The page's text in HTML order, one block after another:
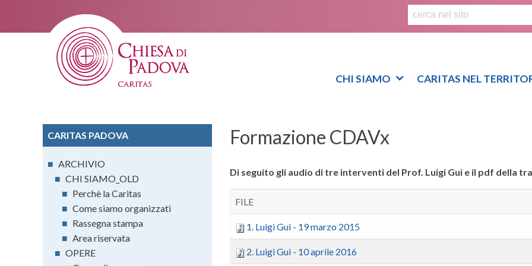
i
t
t
CHI SIAMO CARITAS NEL
Formazione CDAVx
Di seguito gli audio di tre interventi del Prof. Luigi Gui e il pdf della
FILE
1. Luigi Gui - 19 marzo 2015
2. Luigi Gui - 10 aprile 2016
CARITAS PADOVA
■ ARCHIVIO
■ CHI SIAMO_OLD
■ Perchè la Caritas
■ Come siamo organizzati
■ Rassegna stampa
■ Area riservata
■ OPERE